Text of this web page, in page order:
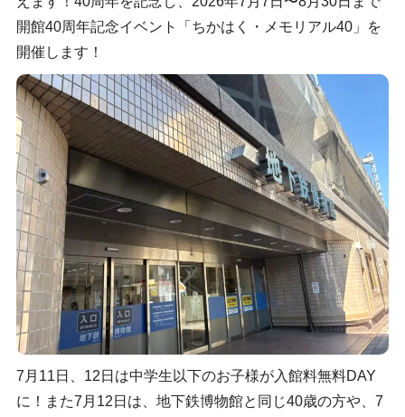
開館40周年記念イベント「ちかはく・メモリアル40」を
開催します！
7月11日、12日は中学生以下のお子様が入館料無料DAY
に！また7月12日は、地下鉄博物館と同じ40歳の方や、7